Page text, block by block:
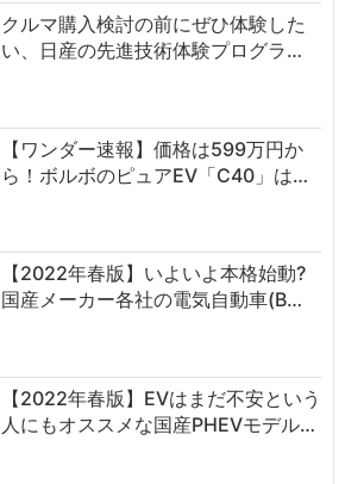
クルマ購入検討の前にぜひ体験した
い、日産の先進技術体験プログラ…
【ワンダー速報】価格は599万円か
ら！ボルボのピュアEV「C40」は…
【2022年春版】いよいよ本格始動?
国産メーカー各社の電気自動車(B…
【2022年春版】EVはまだ不安という
人にもオススメな国産PHEVモデル…